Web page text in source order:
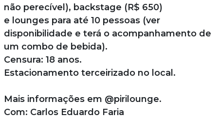
não perecível), backstage (R$ 650)
e lounges para até 10 pessoas (ver
disponibilidade e terá o acompanhamento de
um combo de bebida).
Censura: 18 anos.
Estacionamento terceirizado no local.
Mais informações em @pirilounge.
Com: Carlos Eduardo Faria